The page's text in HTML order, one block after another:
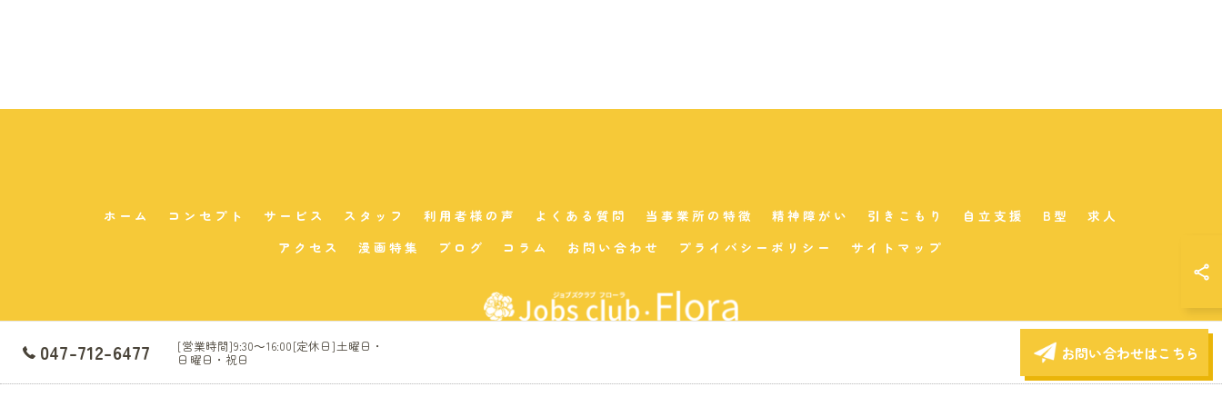
047-712-6477 [営業時間]9:30～16:00[定休日]土曜日・
日曜日・祝日 お問い合わせはこちら
ホーム コンセプト サービス スタッフ 利用者様の声 よくある質問 当事業所の特徴 精神障がい 引きこもり 自立支援 B型
求人
アクセス
漫画特集 ブログ コラム お問い合わせ プライバシーポリシー サイトマップ